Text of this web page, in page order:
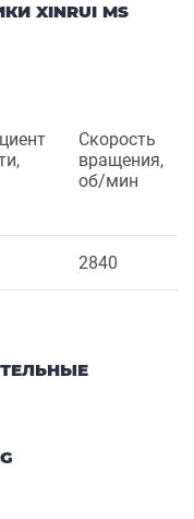
XINRUI MS
Скорость
вращения,
об/мин
2840